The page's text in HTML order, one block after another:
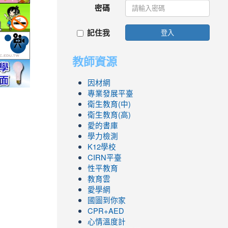
http://epaper.edu.tw/
school_index.aspx?cooler/default.aspx
http://health99.doh.gov.tw/box2/smokefreelife/Default.aspx
green-http://mod.tyc.edu.tw/
link
to
https://exam.tcte.edu.tw/tbt_html/
https://reurl.cc/GmMWYG
https://reurl.cc/pgQORQ
https://airtw.epa.gov.tw/
https://168.motc.gov.tw/theme/safemonth/
密碼
記住我 登入
教師資源
因材網
專業發展平臺
衛生教育(中)
衛生教育(高)
愛的書庫
學力檢測
K12學校
CIRN平臺
性平教育
教育雲
愛學網
國圖到你家
CPR+AED
心情溫度計